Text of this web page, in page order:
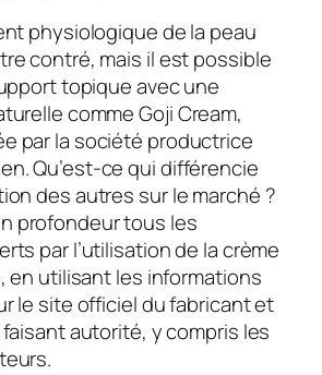
physiologique de la peau
contré, mais il est possible
topique avec une
comme Goji Cream,
par la société productrice
Qu’est-ce qui différencie
des autres sur le marché ?
profondeur tous les
par l’utilisation de la crème
en utilisant les informations
le site officiel du fabricant et
autorité, y compris les